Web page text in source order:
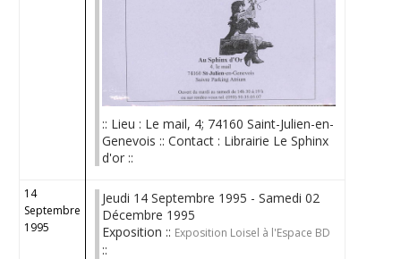
:: Lieu : Le mail, 4; 74160 Saint-Julien-en-
Genevois :: Contact : Librairie Le Sphinx
d'or ::
14
Septembre
1995
Jeudi 14 Septembre 1995 - Samedi 02
Décembre 1995
Exposition :: Exposition Loisel à l'Espace BD
::